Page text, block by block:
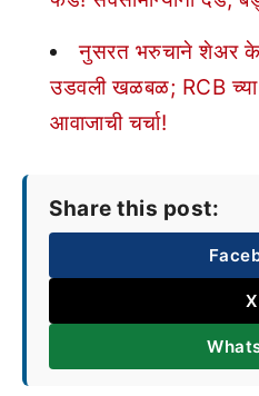
नुसरत भरुचाने शेअर
उडवली खळबळ; RCB च्या
आवाजाची चर्चा!
Share this post:
X